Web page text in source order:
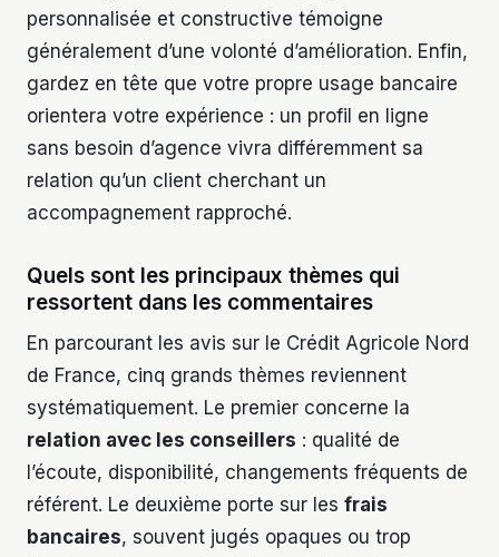
personnalisée et constructive témoigne
généralement d’une volonté d’amélioration. Enfin,
gardez en tête que votre propre usage bancaire
orientera votre expérience : un profil en ligne
sans besoin d’agence vivra différemment sa
relation qu’un client cherchant un
accompagnement rapproché.
Quels sont les principaux thèmes qui
ressortent dans les commentaires
En parcourant les avis sur le Crédit Agricole Nord
de France, cinq grands thèmes reviennent
systématiquement. Le premier concerne la
relation avec les conseillers : qualité de
l’écoute, disponibilité, changements fréquents de
référent. Le deuxième porte sur les frais
bancaires, souvent jugés opaques ou trop